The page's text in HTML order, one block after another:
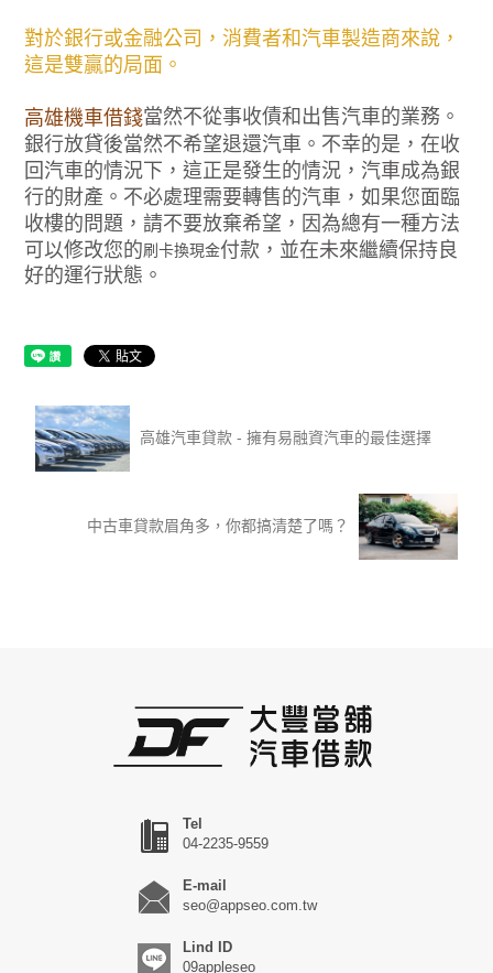
對於銀行或金融公司，消費者和汽車製造商來說，
這是雙贏的局面。
高雄機車借錢當然不從事收債和出售汽車的業務。
銀行放貸後當然不希望退還汽車。不幸的是，在收
回汽車的情況下，這正是發生的情況，汽車成為銀
行的財產。不必處理需要轉售的汽車，如果您面臨
收樓的問題，請不要放棄希望，因為總有一種方法
可以修改您的刷卡換現金付款，並在未來繼續保持良
好的運行狀態。
高雄汽車貸款 - 擁有易融資汽車的最佳選擇
中古車貸款眉角多，你都搞清楚了嗎？
Tel
04-2235-9559
E-mail
seo@appseo.com.tw
Lind ID
09appleseo